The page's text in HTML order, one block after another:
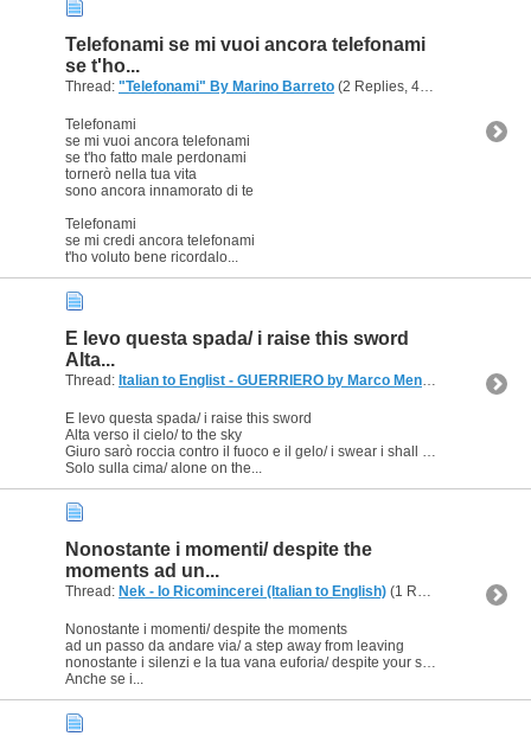
Telefonami se mi vuoi ancora telefonami
se t'ho...
Thread: "Telefonami" By Marino Barreto (2 Replies, 44,248 Views) by
Telefonami
se mi vuoi ancora telefonami
se t'ho fatto male perdonami
tornerò nella tua vita
sono ancora innamorato di te
Telefonami
se mi credi ancora telefonami
t'ho voluto bene ricordalo...
E levo questa spada/ i raise this sword
Alta...
Thread: Italian to Englist - GUERRIERO by Marco Mengoni (1
E levo questa spada/ i raise this sword
Alta verso il cielo/ to the sky
Giuro sarò roccia contro il fuoco e il gelo/ i swear i shall be rock against fire and ice
Solo sulla cima/ alone on the...
Nonostante i momenti/ despite the
moments ad un...
Thread: Nek - Io Ricomincerei (Italian to English) (1 Replies, 40,972 Views) by
Nonostante i momenti/ despite the moments
ad un passo da andare via/ a step away from leaving
nonostante i silenzi e la tua vana euforia/ despite your silences and your useless euphoria
Anche se i...